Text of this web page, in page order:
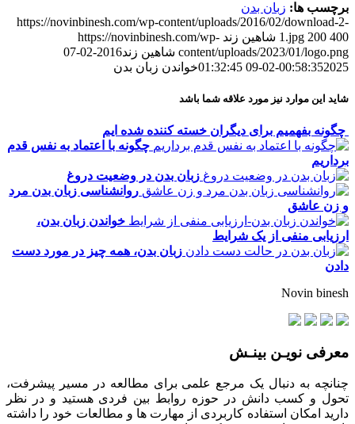
برچسب ها: زبان بدن
https://novinbinesh.com/wp-content/uploads/2016/02/download-2-
1.jpg 200 400 شاهین زند https://novinbinesh.com/wp-
content/uploads/2023/01/logo.png شاهین زند
2016-02-07
00:58:352025-02-09 01:32:45 خواندن زبان بدن
شاید این موارد نیز مورد علاقه شما باشد
چگونه بفهمیم برای دیگران خسته کننده شده ایم
چگونه با اعتماد به نفس قدم
برداریم
زبان بدن در وضعیت دروغ
روانشناسی زبان بدن مرد
و زن عاشق
خواندن زبان بدن،
ارزیابی منفی از یک شرایط
زبان بدن، همه چیز در مورد دست
دادن
Novin binesh
معرفی نویـن بینـش
چنانچه به دنبال یک مرجع علمی برای مطالعه در مسیر پیشرفت،
تحول و کسب دانش در حوزه روابط بین فردی هستید و در نظر
دارید امکان استفاده کاربردی از مهارت ها و مطالعات خود را داشته